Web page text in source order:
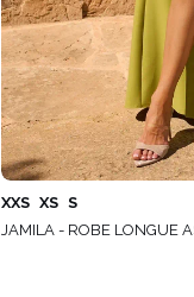
XXS XS S
JAMILA - ROBE LONGUE